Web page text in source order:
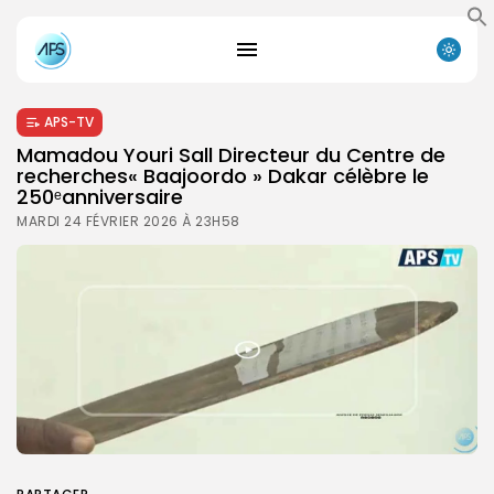
APS-TV
Mamadou Youri Sall Directeur du Centre de
recherches« Baajoordo » Dakar célèbre le
250ᵉanniversaire
MARDI 24 FÉVRIER 2026 À 23H58